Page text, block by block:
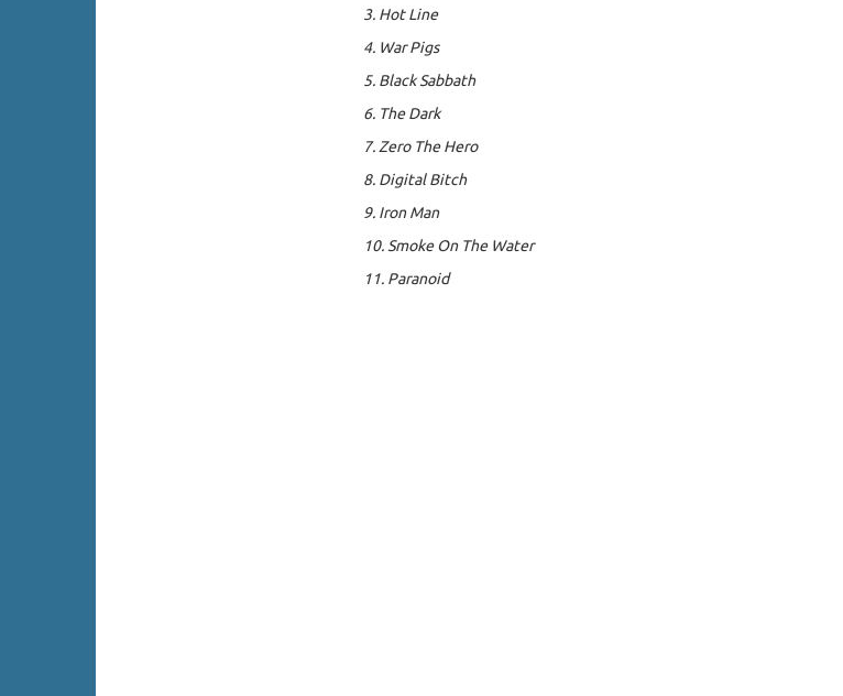
3. Hot Line
4. War Pigs
5. Black Sabbath
6. The Dark
7. Zero The Hero
8. Digital Bitch
9. Iron Man
10. Smoke On The Water
11. Paranoid